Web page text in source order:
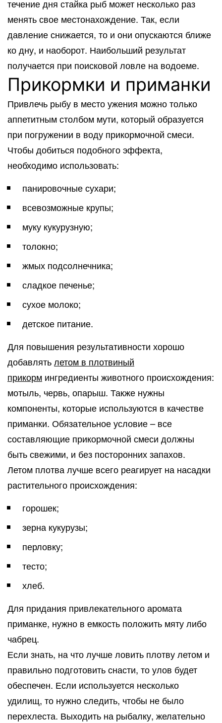
течение дня стайка рыб может несколько раз
менять свое местонахождение. Так, если
давление снижается, то и они опускаются ближе
ко дну, и наоборот. Наибольший результат
получается при поисковой ловле на водоеме.
Прикормки и приманки
Привлечь рыбу в место ужения можно только
аппетитным столбом мути, который образуется
при погружении в воду прикормочной смеси.
Чтобы добиться подобного эффекта,
необходимо использовать:
панировочные сухари;
всевозможные крупы;
муку кукурузную;
толокно;
жмых подсолнечника;
сладкое печенье;
сухое молоко;
детское питание.
Для повышения результативности хорошо
добавлятьлетом в плотвиный
прикорм ингредиенты животного происхождения:
мотыль, червь, опарыш. Также нужны
компоненты, которые используются в качестве
приманки. Обязательное условие – все
составляющие прикормочной смеси должны
быть свежими, и без посторонних запахов.
Летом плотва лучше всего реагирует на насадки
растительного происхождения:
горошек;
зерна кукурузы;
перловку;
тесто;
хлеб.
Для придания привлекательного аромата
приманке, нужно в емкость положить мяту либо
чабрец.
Если знать, на что лучше ловить плотву летом и
правильно подготовить снасти, то улов будет
обеспечен. Если используется несколько
удилищ, то нужно следить, чтобы не было
перехлеста. Выходить на рыбалку, желательно